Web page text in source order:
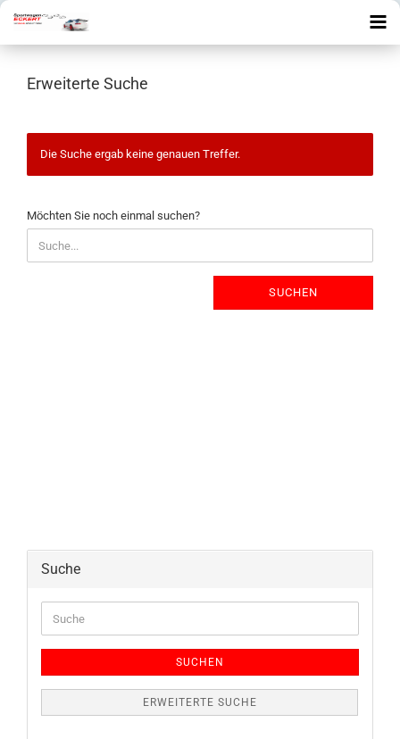
Erweiterte Suche
Die Suche ergab keine genauen Treffer.
MÖCHTEN
SIE
NOCH
EINMAL
Möchten Sie noch einmal suchen?
SUCHEN
Suche
SUCHEN
ERWEITERTE SUCHE